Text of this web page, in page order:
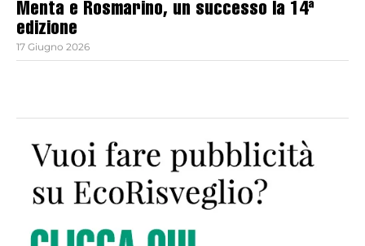
Menta e Rosmarino, un successo la 14ª
edizione
17 Giugno 2026